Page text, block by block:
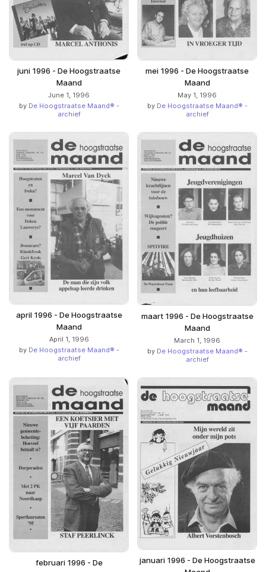
juni 1996 - De Hoogstraatse
Maand
June 1, 1996
by De Hoogstraatse Maand® -
archief
mei 1996 - De Hoogstraatse
Maand
May 1, 1996
by De Hoogstraatse Maand® -
archief
april 1996 - De Hoogstraatse
Maand
April 1, 1996
by De Hoogstraatse Maand® -
archief
maart 1996 - De Hoogstraatse
Maand
March 1, 1996
by De Hoogstraatse Maand® -
archief
februari 1996 - De
januari 1996 - De Hoogstraatse